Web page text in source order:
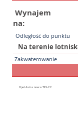
Wynajem
na:
Odległość do punktu
Zakwaterowanie